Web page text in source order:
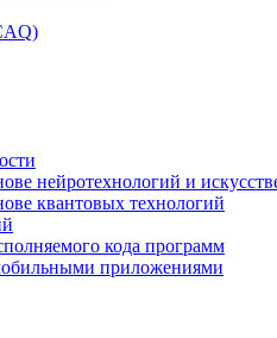
нейротехнологий и
квантовых технологий
кода программ
приложениями